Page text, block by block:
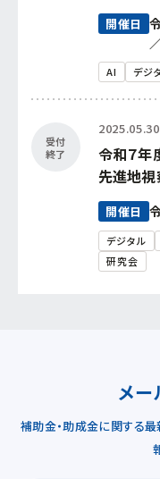
開催日
AI デジ
受付
終了
令和７年
先進地
開催日
デジタル
研究会
メ
補助金・助成金に関する